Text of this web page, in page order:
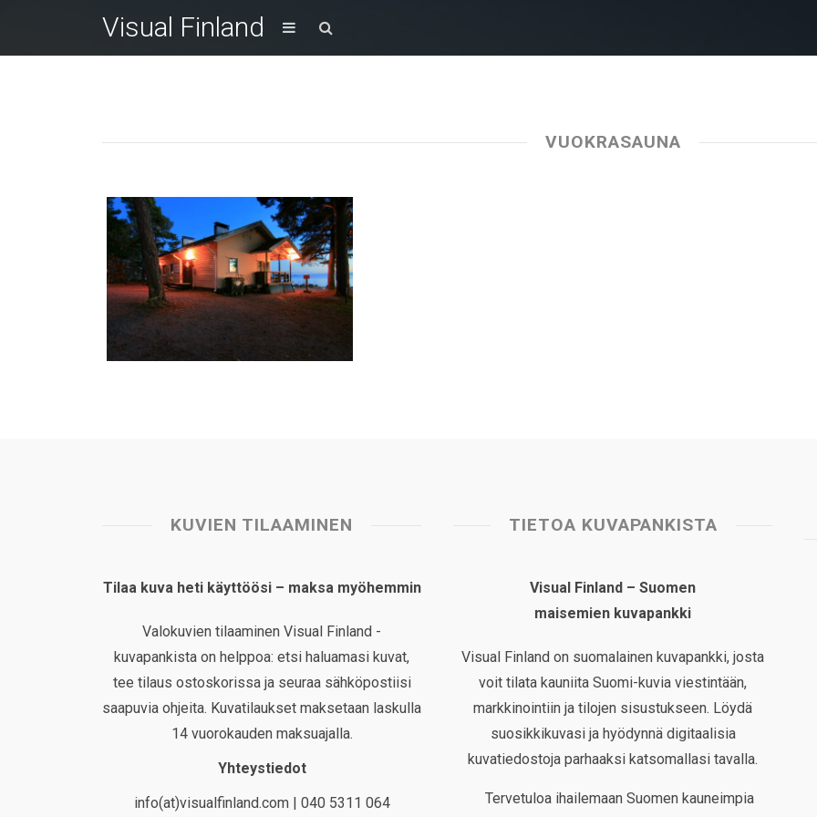
Visual Finland
VUOKRASAUNA
KUVIEN TILAAMINEN
Tilaa kuva heti käyttöösi – maksa myöhemmin
Valokuvien tilaaminen Visual Finland -
kuvapankista on helppoa: etsi haluamasi kuvat,
tee tilaus ostoskorissa ja seuraa sähköpostiisi
saapuvia ohjeita. Kuvatilaukset maksetaan laskulla
14 vuorokauden maksuajalla.
Yhteystiedot
info(at)visualfinland.com | 040 5311 064
TIETOA KUVAPANKISTA
Visual Finland – Suomen
maisemien kuvapankki
Visual Finland on suomalainen kuvapankki, josta
voit tilata kauniita Suomi-kuvia viestintään,
markkinointiin ja tilojen sisustukseen. Löydä
suosikkikuvasi ja hyödynnä digitaalisia
kuvatiedostoja parhaaksi katsomallasi tavalla.
Tervetuloa ihailemaan Suomen kauneimpia